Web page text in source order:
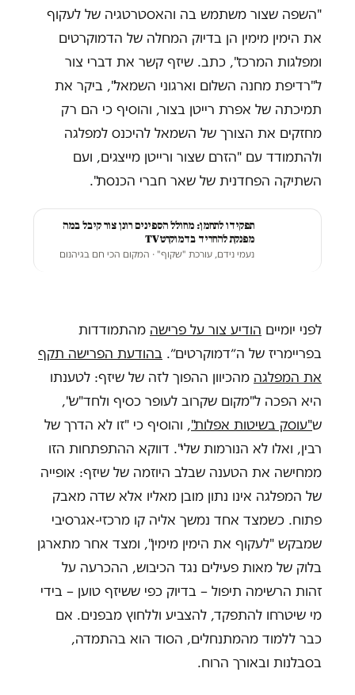
"השפה שצור משתמש בה והאסטרטגיה של לעקוף
את הימין מימין הן בדיוק המחלה של הדמוקרטים
ומפלגות המרכז", כתב. שיזף קשר את דברי צור
ל"רדיפת מחנה השלום וארגוני השמאל", ביקר את
תמיכתה של אפרת רייטן בצור, והוסיף כי הם רק
מחזקים את הצורך של השמאל להיכנס למפלגה
ולהתמודד עם "הזרם שצור ורייטן מייצגים, ועם
השתיקה הפחדנית של שאר חברי הכנסת".
תפקידו לתחמן: מחולל הספינים רונן צור קיבל במה
מפנקת להחריד בדמוקרטTV
נעמי נידם, עורכת "שקוף" · המקום הכי חם בגיהנום
לפני יומיים הודיע צור על פרישה מהתמודדות
בפריימריז של ה״דמוקרטים״. בהודעת הפרישה תקף
את המפלגה מהכיוון ההפוך לזה של שיזף: לטענתו
היא הפכה ל"מקום שקרוב לעופר כסיף ולחד"ש",
ש"עוסק בשיטות אפלות", והוסיף כי "זו לא הדרך של
רבין, ואלו לא הנורמות שלי". דווקא ההתפתחות הזו
ממחישה את הטענה שבלב היוזמה של שיזף: אופייה
של המפלגה אינו נתון מובן מאליו אלא שדה מאבק
פתוח. כשמצד אחד נמשך אליה קו מרכזי-אגרסיבי
שמבקש "לעקוף את הימין מימין", ומצד אחר מתארגן
בלוק של מאות פעילים נגד הכיבוש, ההכרעה על
זהות הרשימה תיפול – בדיוק כפי ששיזף טוען – בידי
מי שיטרחו להתפקד, להצביע וללחוץ מבפנים. אם
כבר ללמוד מהמתנחלים, הסוד הוא בהתמדה,
בסבלנות ובאורך הרוח.